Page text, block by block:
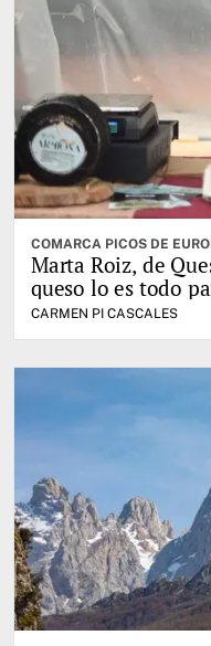
COMARCA PICOS DE
Marta Roiz, de
queso lo es todo
CARMEN PI CASCALES